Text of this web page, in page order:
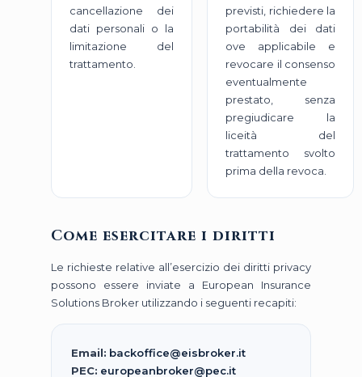
cancellazione dei
dati personali o la
limitazione del
trattamento.
previsti, richiedere la
portabilità dei dati
ove applicabile e
revocare il consenso
eventualmente
prestato, senza
pregiudicare la
liceità del
trattamento svolto
prima della revoca.
Come esercitare i diritti
Le richieste relative all’esercizio dei diritti privacy
possono essere inviate a European Insurance
Solutions Broker utilizzando i seguenti recapiti:
Email: backoffice@eisbroker.it
PEC: europeanbroker@pec.it